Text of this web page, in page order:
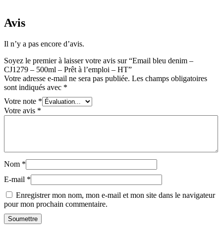
Avis
Il n’y a pas encore d’avis.
Soyez le premier à laisser votre avis sur “Email bleu denim –
CJ1279 – 500ml – Prêt à l’emploi – HT”
Votre adresse e-mail ne sera pas publiée. Les champs obligatoires
sont indiqués avec *
Votre note *
Votre avis *
Nom *
E-mail *
Enregistrer mon nom, mon e-mail et mon site dans le navigateur
pour mon prochain commentaire.